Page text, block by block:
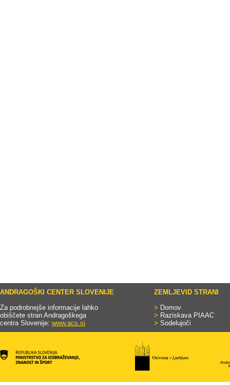
ANDRAGOŠKI CENTER SLOVENIJE
ZEMLJEVID STRANI
Za podrobnejše informacije lahko
obiščete stran Andragoškega
centra Slovenije: www.acs.si
> Domov
> Raziskava PIAAC
> Sodelujoči